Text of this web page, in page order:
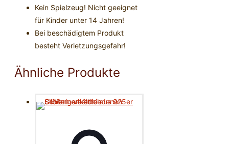
Kein Spielzeug! Nicht geeignet
für Kinder unter 14 Jahren!
Bei beschädigtem Produkt
besteht Verletzungsgefahr!
Ähnliche Produkte